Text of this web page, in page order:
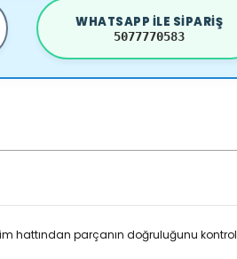
WHATSAPP ILE SIPARIŞ
5077770583
hattından parçanın doğruluğunu kontrol